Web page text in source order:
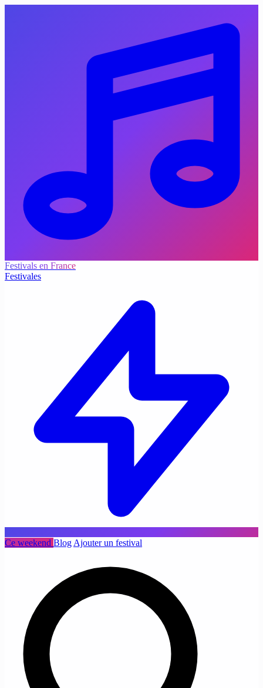
Festivals en France
Festivales
Ce weekend Blog Ajouter un festival